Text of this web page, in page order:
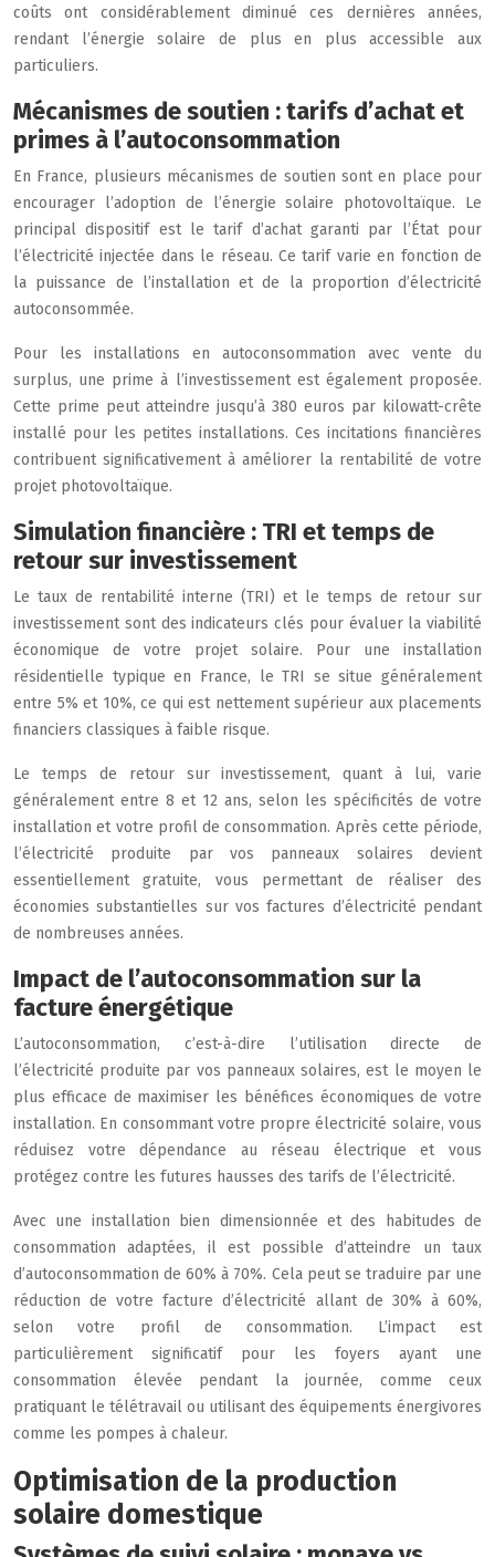
coûts ont considérablement diminué ces dernières années,
rendant l’énergie solaire de plus en plus accessible aux
particuliers.
Mécanismes de soutien : tarifs d’achat et
primes à l’autoconsommation
En France, plusieurs mécanismes de soutien sont en place pour
encourager l’adoption de l’énergie solaire photovoltaïque. Le
principal dispositif est le tarif d’achat garanti par l’État pour
l’électricité injectée dans le réseau. Ce tarif varie en fonction de
la puissance de l’installation et de la proportion d’électricité
autoconsommée.
Pour les installations en autoconsommation avec vente du
surplus, une prime à l’investissement est également proposée.
Cette prime peut atteindre jusqu’à 380 euros par kilowatt-crête
installé pour les petites installations. Ces incitations financières
contribuent significativement à améliorer la rentabilité de votre
projet photovoltaïque.
Simulation financière : TRI et temps de
retour sur investissement
Le taux de rentabilité interne (TRI) et le temps de retour sur
investissement sont des indicateurs clés pour évaluer la viabilité
économique de votre projet solaire. Pour une installation
résidentielle typique en France, le TRI se situe généralement
entre 5% et 10%, ce qui est nettement supérieur aux placements
financiers classiques à faible risque.
Le temps de retour sur investissement, quant à lui, varie
généralement entre 8 et 12 ans, selon les spécificités de votre
installation et votre profil de consommation. Après cette période,
l’électricité produite par vos panneaux solaires devient
essentiellement gratuite, vous permettant de réaliser des
économies substantielles sur vos factures d’électricité pendant
de nombreuses années.
Impact de l’autoconsommation sur la
facture énergétique
L’autoconsommation, c’est-à-dire l’utilisation directe de
l’électricité produite par vos panneaux solaires, est le moyen le
plus efficace de maximiser les bénéfices économiques de votre
installation. En consommant votre propre électricité solaire, vous
réduisez votre dépendance au réseau électrique et vous
protégez contre les futures hausses des tarifs de l’électricité.
Avec une installation bien dimensionnée et des habitudes de
consommation adaptées, il est possible d’atteindre un taux
d’autoconsommation de 60% à 70%. Cela peut se traduire par une
réduction de votre facture d’électricité allant de 30% à 60%,
selon votre profil de consommation. L’impact est
particulièrement significatif pour les foyers ayant une
consommation élevée pendant la journée, comme ceux
pratiquant le télétravail ou utilisant des équipements énergivores
comme les pompes à chaleur.
Optimisation de la production
solaire domestique